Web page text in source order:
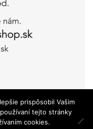
2025
prispôsobil Vašim
tejto stránky
cookies.